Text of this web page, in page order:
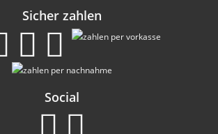
Sicher zahlen
Social